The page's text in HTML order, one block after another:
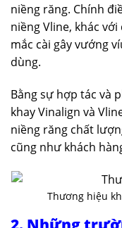
niềng răng. Chính
niềng Vline, khác
mắc cài gây vướng
dùng.
Bằng sự hợp tác và
khay Vinalign và
niềng răng chất
cũng như khách
Thương hiệu